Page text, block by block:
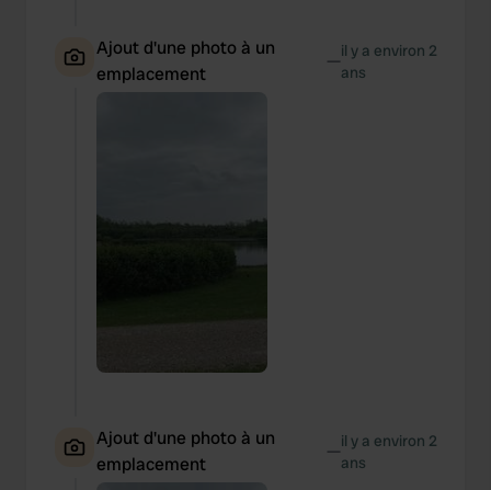
Ajout d'une photo à un
emplacement
—il y a environ 2
ans
Ajout d'une photo à un
emplacement
—il y a environ 2
ans